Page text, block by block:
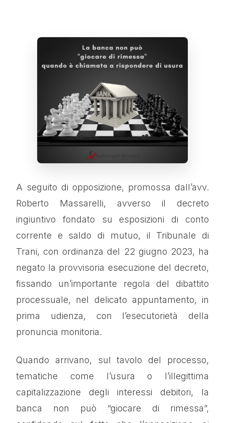
A seguito di opposizione, promossa dall’avv.
Roberto Massarelli, avverso il decreto
ingiuntivo fondato su esposizioni di conto
corrente e saldo di mutuo, il Tribunale di
Trani, con ordinanza del 22 giugno 2023, ha
negato la provvisoria esecuzione del decreto,
fissando un’importante regola del dibattito
processuale, nel delicato appuntamento, in
prima udienza, con l’esecutorietà della
pronuncia monitoria.
Quando arrivano, sul tavolo del processo,
tematiche come l’usura o l’illegittima
capitalizzazione degli interessi debitori, la
banca non può “giocare di rimessa”,